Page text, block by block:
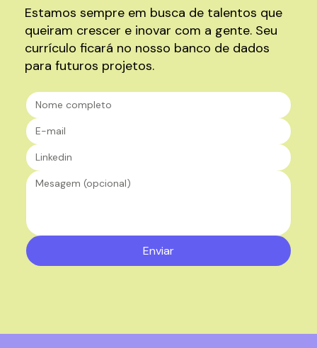
Enviar
Estamos sempre em busca de talentos que
queiram crescer e inovar com a gente. Seu
currículo ficará no nosso banco de dados
para futuros projetos.